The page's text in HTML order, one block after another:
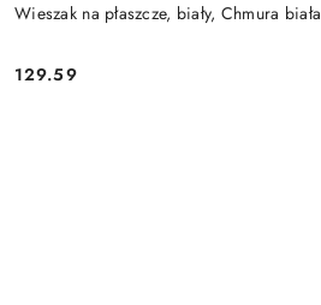
Wieszak na płaszcze, biały, Chmura biała
Cena:
129.59